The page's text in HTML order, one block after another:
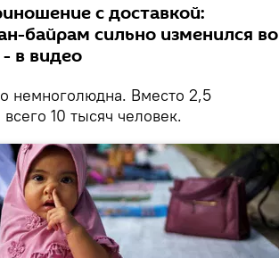
с доставкой:
байрам сильно изменился во
в видео
немноголюдна. Вместо 2,5
10 тысяч человек.